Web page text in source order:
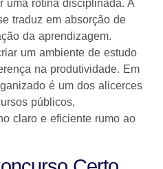
uma rotina disciplinada. A
traduz em absorção de
da aprendizagem.
um ambiente de estudo
na produtividade. Em
é um dos alicerces
públicos,
claro e eficiente rumo ao